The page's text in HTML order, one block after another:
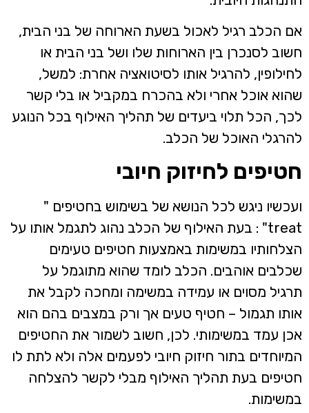
הכלב רגיל לאכול בשעת הארוחה של בני הבית,
לסנכרן בין הארוחות שלו ושל בני הבית או
להרגיל אותו לסיטואציה אחרת: למשל,
אוכל אחרי ולא בהכרח במקביל או בלי קשר
הכל תלוי ביעדים של תהליך האילוף בכל הנוגע
האוכל של הכלב.
לחיזוק חיובי
ניגש לכל הנושא של בשימוש בחטיפים "
treat" : בעת האילוף של הכלב נהוג לתגמל אותו על
במשימות באמצעות חטיפים טעימים
אוהבים. הכלב לומד שהוא מתוגמל על
מסוים או עמידה במשימה ומחכה לקבל את
תגמול – חטיף טעים אך ורק במצבים בהם הוא
עמד במשימותי. לכן, חשוב לשמור את החטיפים
בתור חיזוק חיובי לפעמים אלה ולא לתת לו
בעת תהליך האילוף מבלי לקשר להצלחה